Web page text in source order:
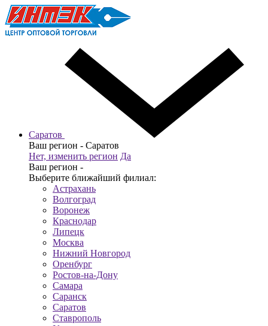
Саратов
Ваш регион - Саратов
Нет, изменить регион Да
Ваш регион -
Выберите ближайший филиал:
Астрахань
Волгоград
Воронеж
Краснодар
Липецк
Москва
Нижний Новгород
Оренбург
Ростов-на-Дону
Самара
Саранск
Саратов
Ставрополь